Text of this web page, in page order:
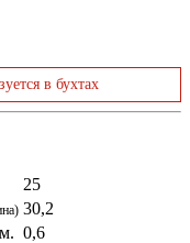
в бухтах
25
30,2
0,6